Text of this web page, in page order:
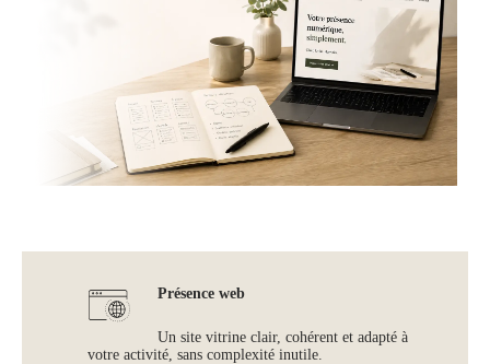
Présence web
Un site vitrine clair, cohérent et adapté à
votre activité, sans complexité inutile.